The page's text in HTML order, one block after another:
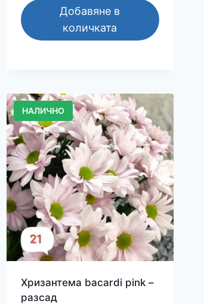
Добавяне в
количката
НАЛИЧНО
Хризантема bacardi pink –
разсад